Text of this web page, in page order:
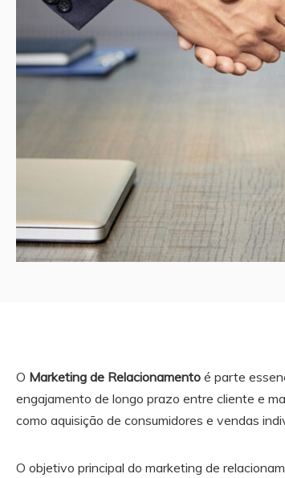
O Marketing de Relacionamento é parte
engajamento de longo prazo entre cliente e
como aquisição de consumidores e vendas
O objetivo principal do marketing de